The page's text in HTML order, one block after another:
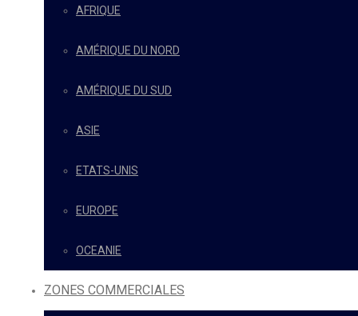
AFRIQUE
AMÉRIQUE DU NORD
AMÉRIQUE DU SUD
ASIE
ETATS-UNIS
EUROPE
OCEANIE
ZONES COMMERCIALES